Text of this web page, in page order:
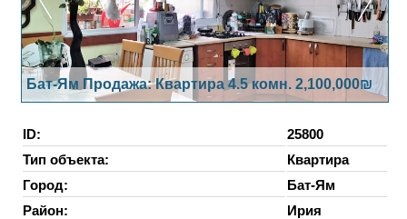
Бат-Ям Продажа: Квартира 4.5 комн. 2,100,000₪
ID:
25800
Тип объекта:
Квартира
Город:
Бат-Ям
Район:
Ирия